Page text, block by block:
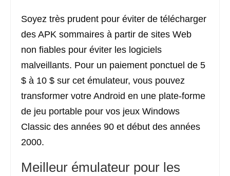
Soyez très prudent pour éviter de télécharger
des APK sommaires à partir de sites Web
non fiables pour éviter les logiciels
malveillants. Pour un paiement ponctuel de 5
$ à 10 $ sur cet émulateur, vous pouvez
transformer votre Android en une plate-forme
de jeu portable pour vos jeux Windows
Classic des années 90 et début des années
2000.
Meilleur émulateur pour les